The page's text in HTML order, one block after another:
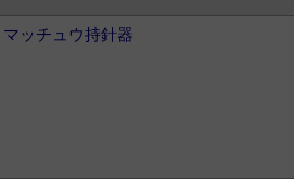
マッチュウ持針器